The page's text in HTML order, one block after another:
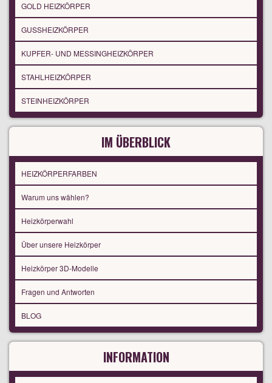
GOLD HEIZKÖRPER
GUSSHEIZKÖRPER
KUPFER- UND MESSINGHEIZKÖRPER
STAHLHEIZKÖRPER
STEINHEIZKÖRPER
IM ÜBERBLICK
HEIZKÖRPERFARBEN
Warum uns wählen?
Heizkörperwahl
Über unsere Heizkörper
Heizkörper 3D-Modelle
Fragen und Antworten
BLOG
INFORMATION